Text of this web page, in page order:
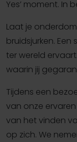
Yes’ moment. In
Laat je
bruidsjurken.
ter wereld
waarin jij
Tijdens een
van onze
van het vinden
op zich. We